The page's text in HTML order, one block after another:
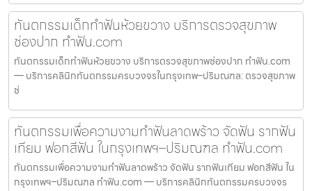
ทันตกรรมเด็กทำฟันห้วยขวาง บริการตรวจสุขภาพ
ช่องปาก ทำฟัน.com
ทันตกรรมเด็กทำฟันห้วยขวาง บริการตรวจสุขภาพช่องปาก ทำฟัน.com
— บริการคลินิกทันตกรรมครบวงจรในกรุงเทพ–ปริมณฑล: ตรวจสุขภาพ
ช่
ทันตกรรมเพื่อความงามทำฟันลาดพร้าว จัดฟัน รากฟัน
เทียม ฟอกสีฟัน ในกรุงเทพฯ–ปริมณฑล ทำฟัน.com
ทันตกรรมเพื่อความงามทำฟันลาดพร้าว จัดฟัน รากฟันเทียม ฟอกสีฟัน ใน
กรุงเทพฯ–ปริมณฑล ทำฟัน.com — บริการคลินิกทันตกรรมครบวงจร